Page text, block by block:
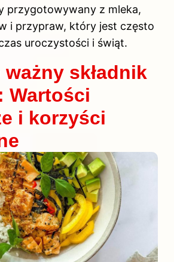
przygotowywany z mleka,
i przypraw, który jest często
uroczystości i świąt.
ważny składnik
Wartości
i korzyści